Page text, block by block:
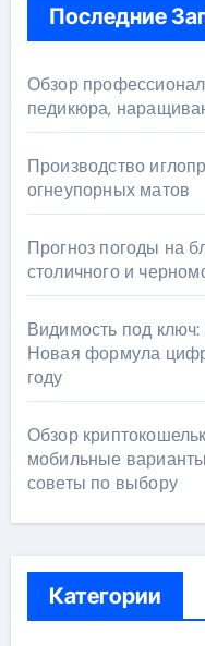
Последние
Обзор
педикюра,
Производство
огнеупорных матов
Прогноз погоды на
столичного и
Видимость под
Новая формула
году
Обзор
мобильные
советы по выбору
Категории